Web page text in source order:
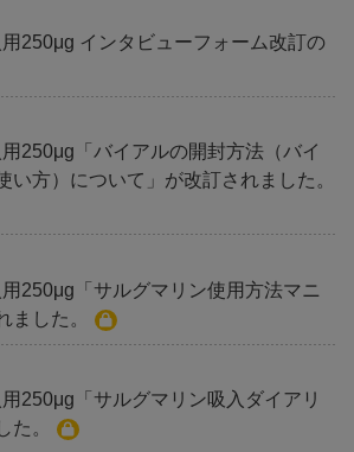
用250μg インタビューフォーム改訂の
用250μg「バイアルの開封方法（バイ
い方）について」が改訂されました。
用250μg「サルグマリン使用方法マニ
ました。
用250μg「サルグマリン吸入ダイアリ
た。